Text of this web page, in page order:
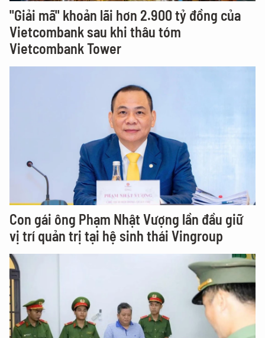
"Giải mã" khoản lãi hơn 2.900 tỷ đồng của
Vietcombank sau khi thâu tóm
Vietcombank Tower
Con gái ông Phạm Nhật Vượng lần đầu giữ
vị trí quản trị tại hệ sinh thái Vingroup